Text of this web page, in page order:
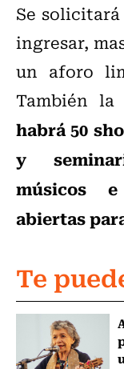
Se
ingresar,
un aforo
También
habrá 50
y
músicos
abiertas
Te